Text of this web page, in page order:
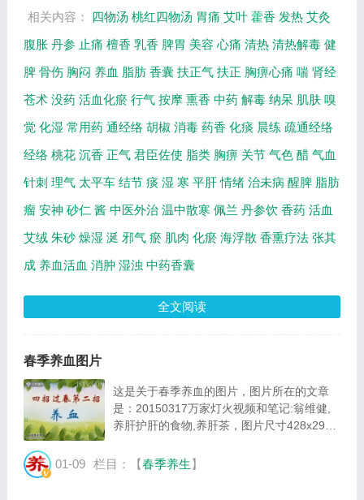
相关内容： 四物汤 桃红四物汤 胃痛 艾叶 藿香 发热 艾灸
腹胀 丹参 止痛 檀香 乳香 脾胃 美容 心痛 清热 清热解毒 健
脾 骨伤 胸闷 养血 脂肪 香囊 扶正气 扶正 胸痹心痛 喘 肾经
苍术 没药 活血化瘀 行气 按摩 熏香 中药 解毒 纳呆 肌肤 嗅
觉 化湿 常用药 通经络 胡椒 消毒 药香 化痰 晨练 疏通经络
经络 桃花 沉香 正气 君臣佐使 脂类 胸痹 关节 气色 醋 气血
针刺 理气 太平车 结节 痰 湿 寒 平肝 情绪 治未病 醒脾 脂肪
瘤 安神 砂仁 酱 中医外治 温中散寒 佩兰 丹参饮 香药 活血
艾绒 朱砂 燥湿 涎 邪气 瘀 肌肉 化瘀 海浮散 香熏疗法 张其
成 养血活血 消肿 湿浊 中药香囊
全文阅读
春季养血图片
这是关于春季养血的图片，图片所在的文章
是：20150317万家灯火视频和笔记:翁维健,
养肝护肝的食物,养肝茶，图片尺寸428x297
30101Byte。...
01-09 栏目：【春季养生】